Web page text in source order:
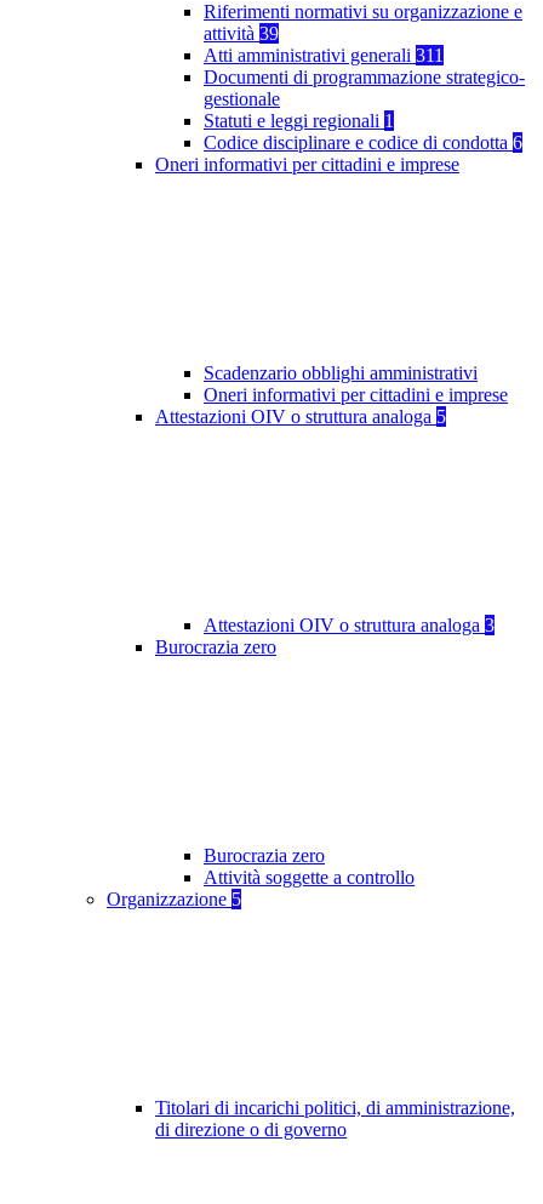
Riferimenti normativi su organizzazione e
attività 39
Atti amministrativi generali 311
Documenti di programmazione strategico-
gestionale
Statuti e leggi regionali 1
Codice disciplinare e codice di condotta 6
Oneri informativi per cittadini e imprese
Scadenzario obblighi amministrativi
Oneri informativi per cittadini e imprese
Attestazioni OIV o struttura analoga 5
Attestazioni OIV o struttura analoga 3
Burocrazia zero
Burocrazia zero
Attività soggette a controllo
Organizzazione 5
Titolari di incarichi politici, di amministrazione,
di direzione o di governo